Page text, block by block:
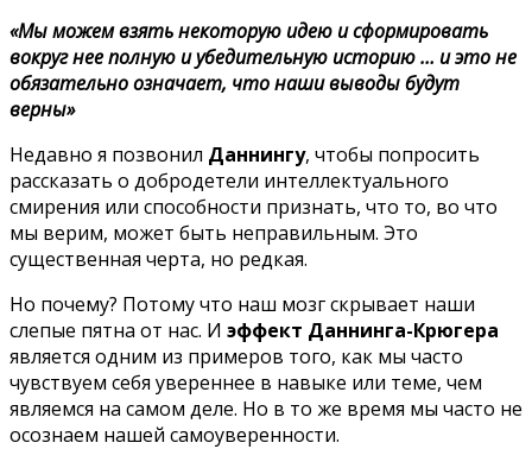
«Мы можем взять некоторую идею и сформировать
вокруг нее полную и убедительную историю … и это не
обязательно означает, что наши выводы будут
верны»
Недавно я позвонил Даннингу, чтобы попросить
рассказать о добродетели интеллектуального
смирения или способности признать, что то, во что
мы верим, может быть неправильным. Это
существенная черта, но редкая.
Но почему? Потому что наш мозг скрывает наши
слепые пятна от нас. И эффект Даннинга-Крюгера
является одним из примеров того, как мы часто
чувствуем себя увереннее в навыке или теме, чем
являемся на самом деле. Но в то же время мы часто не
осознаем нашей самоуверенности.